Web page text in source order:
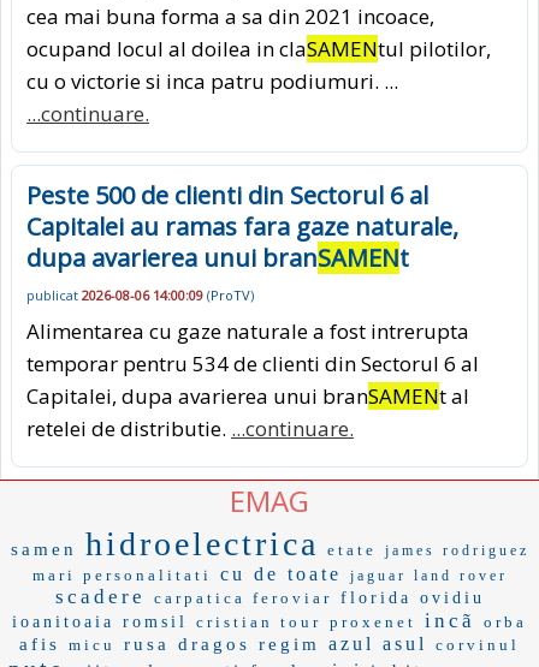
cea mai buna forma a sa din 2021 incoace,
ocupand locul al doilea in claSAMENtul pilotilor,
cu o victorie si inca patru podiumuri. ...
...continuare.
Peste 500 de clienti din Sectorul 6 al
Capitalei au ramas fara gaze naturale,
dupa avarierea unui branSAMENt
publicat 2026-08-06 14:00:09 (ProTV)
Alimentarea cu gaze naturale a fost intrerupta
temporar pentru 534 de clienti din Sectorul 6 al
Capitalei, dupa avarierea unui branSAMENt al
retelei de distributie. ...continuare.
EMAG
samen hidroelectrica etate james rodriguez
mari personalitati cu de toate jaguar land rover
scadere carpatica feroviar florida
ovidiu
ioanitoaia
romsil cristian tour proxenet incã orba
afis micu rusa dragos regim azul asul corvinul